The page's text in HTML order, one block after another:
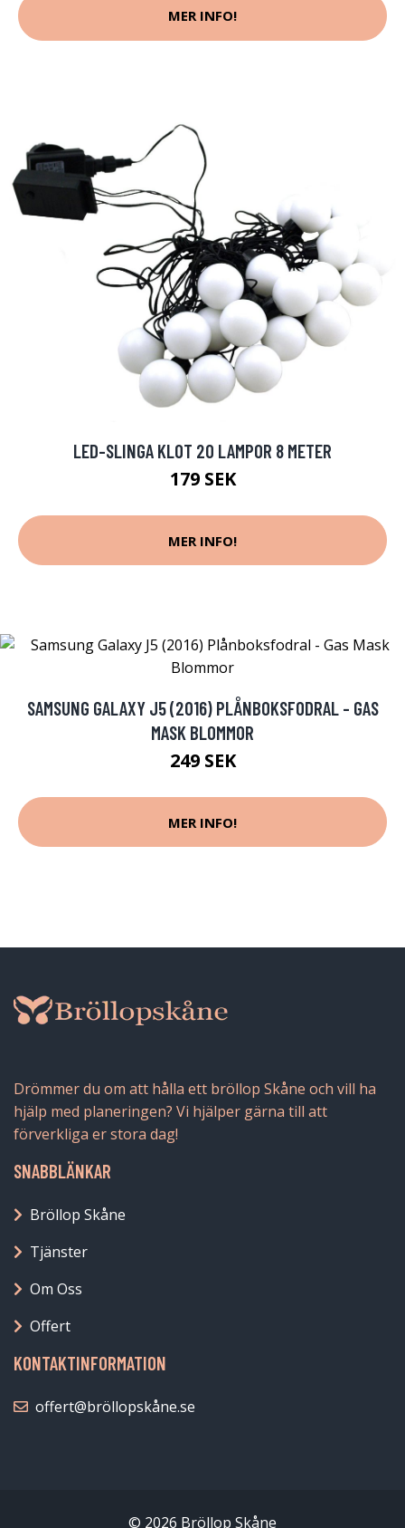
MER INFO!
LED-SLINGA KLOT 20 LAMPOR 8 METER
179 SEK
MER INFO!
SAMSUNG GALAXY J5 (2016) PLÅNBOKSFODRAL - GAS
MASK BLOMMOR
249 SEK
MER INFO!
Drömmer du om att hålla ett bröllop Skåne och vill ha
hjälp med planeringen? Vi hjälper gärna till att
förverkliga er stora dag!
SNABBLÄNKAR
Bröllop Skåne
Tjänster
Om Oss
Offert
KONTAKTINFORMATION
offert@bröllopskåne.se
© 2026 Bröllop Skåne